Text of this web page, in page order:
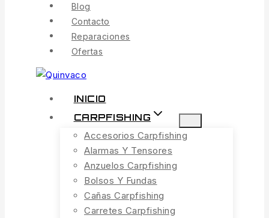
Blog
Contacto
Reparaciones
Ofertas
INICIO
CARPFISHING
Accesorios Carpfishing
Alarmas Y Tensores
Anzuelos Carpfishing
Bolsos Y Fundas
Cañas Carpfishing
Carretes Carpfishing